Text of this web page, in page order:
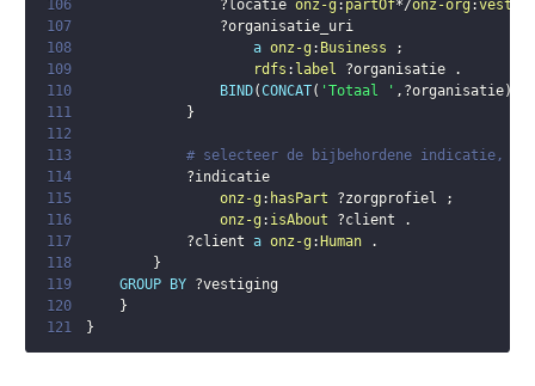
106
?locatie onz-g : partOf*/onz-org :
107
?organisatie_uri
108
a onz-g : Business
;
109
rdfs : label ?organisatie
.
110
BIND(CONCAT( 'Totaal ' , ?organisatie)
111
}
112
113
# selecteer de bijbehordene indicatie,
114
?indicatie
115
onz-g : hasPart ?zorgprofiel
;
116
onz-g : isAbout ?client
.
117
?client a onz-g : Human
.
118
}
119
GROUP BY ?vestiging
120
}
121
}